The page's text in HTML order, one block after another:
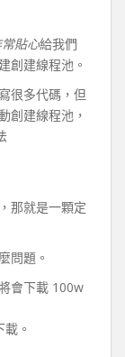
貼心給我們
創建線程池。
很多代碼，但
創建線程池，
那就是一顆定
問題。
會下載 100w
。